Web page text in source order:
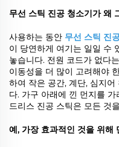
무선 스틱 진공 청소기가 왜
사용하는 동안 무선 스틱 진
이 당연하게 여기는 일일 수
놓습니다. 전원 코드가 없다
이동성을 더 많이 고려해야
하여 작은 공간, 계단, 심지
다. 가구 아래에 낀 먼지를
드리스 진공 스틱은 모든 것
예, 가장 효과적인 것을 위해